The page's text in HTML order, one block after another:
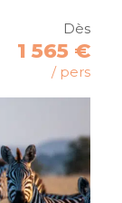
votre
Dès
1 565 €
/ pers